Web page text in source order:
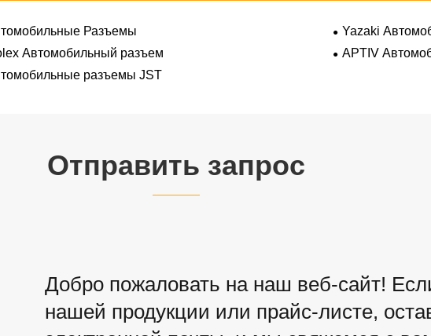
Разъемы
Yazaki
Автомобильный разъем
APTIV
разъемы JST
Отправить запрос
Добро пожаловать на наш веб-сайт!
нашей продукции или прайс-листе,